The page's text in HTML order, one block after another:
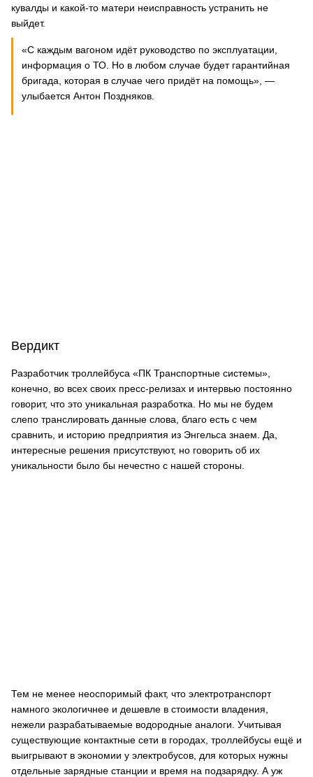
кувалды и какой-то матери неисправность устранить не
выйдет.
«С каждым вагоном идёт руководство по эксплуатации,
информация о ТО. Но в любом случае будет гарантийная
бригада, которая в случае чего придёт на помощь», —
улыбается Антон Поздняков.
Вердикт
Разработчик троллейбуса «ПК Транспортные системы»,
конечно, во всех своих пресс-релизах и интервью постоянно
говорит, что это уникальная разработка. Но мы не будем
слепо транслировать данные слова, благо есть с чем
сравнить, и историю предприятия из Энгельса знаем. Да,
интересные решения присутствуют, но говорить об их
уникальности было бы нечестно с нашей стороны.
Тем не менее неоспоримый факт, что электротранспорт
намного экологичнее и дешевле в стоимости владения,
нежели разрабатываемые водородные аналоги. Учитывая
существующие контактные сети в городах, троллейбусы ещё и
выигрывают в экономии у электробусов, для которых нужны
отдельные зарядные станции и время на подзарядку. А уж